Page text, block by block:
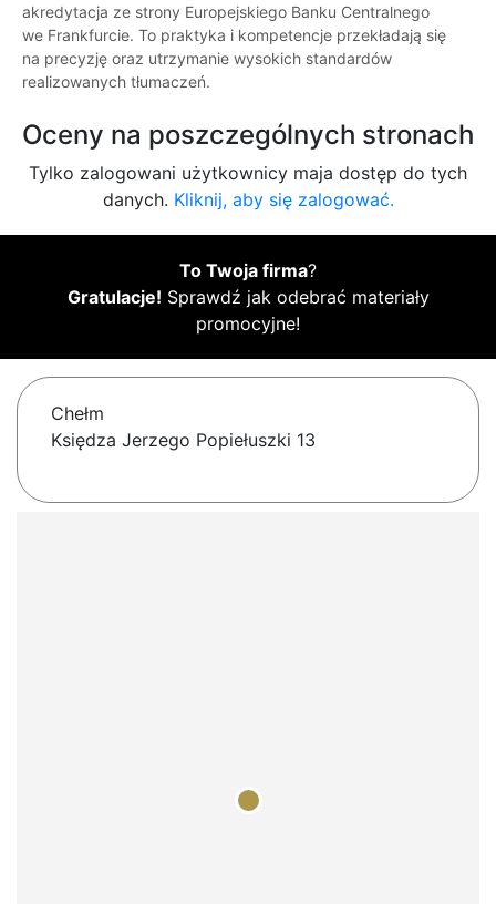
akredytacja ze strony Europejskiego Banku Centralnego
we Frankfurcie. To praktyka i kompetencje przekładają się
na precyzję oraz utrzymanie wysokich standardów
realizowanych tłumaczeń.
Oceny na poszczególnych stronach
Tylko zalogowani użytkownicy maja dostęp do tych
danych. Kliknij, aby się zalogować.
To Twoja firma?
Gratulacje! Sprawdź jak odebrać materiały
promocyjne!
Chełm
Księdza Jerzego Popiełuszki 13